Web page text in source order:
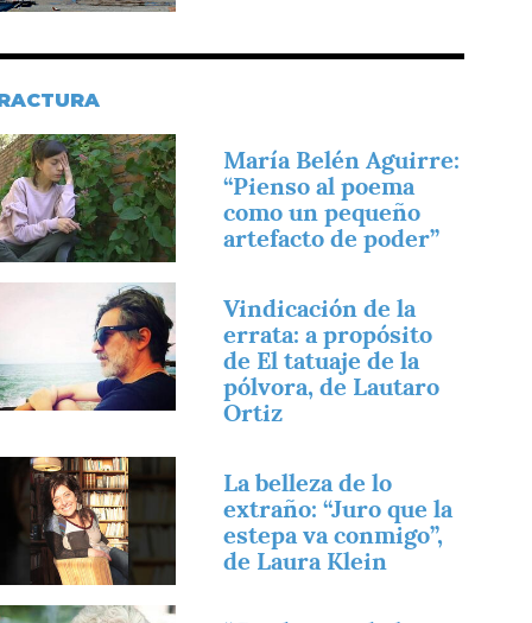
María Belén Aguirre:
“Pienso al poema
como un pequeño
artefacto de poder”
Vindicación de la
errata: a propósito
de El tatuaje de la
pólvora, de Lautaro
Ortiz
La belleza de lo
extraño: “Juro que la
estepa va conmigo”,
de Laura Klein